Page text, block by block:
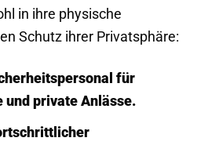
in ihre physische
Schutz ihrer Privatsphäre:
für
private Anlässe.